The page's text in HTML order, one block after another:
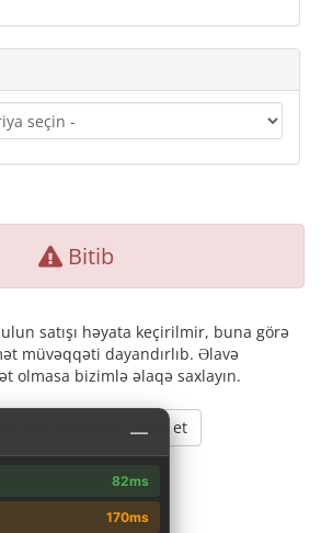
Bitib
satışı həyata keçirilmir, buna görə
müvəqqəti dayandırlıb. Əlavə
olmasa bizimlə əlaqə saxlayın.
dön & yenidən cəhd et
—
82ms
170ms